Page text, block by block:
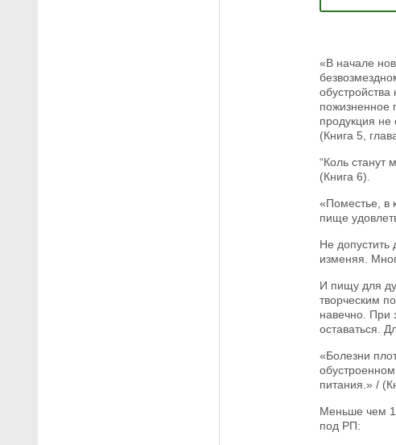
«В начале
пожизненное
продукция не
(Книга 5,
“Коль станут
(Книга 6).
«Поместье, в
пище
Не допустить
изменяя.
И пищу для
творческим
навечно. При
оставаться.
«Болезни
питания.» /
Меньше чем 1
под РП: